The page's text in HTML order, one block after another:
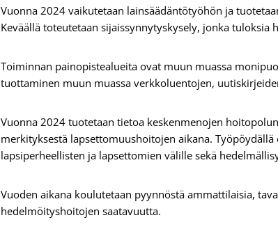
Vuonna 2024 vaikutetaan lainsäädäntötyöhön ja
Keväällä toteutetaan sijaissynnytyskysely, jonka tuloksia
Toiminnan painopistealueita ovat muun muassa
tuottaminen muun muassa verkkoluentojen,
Vuonna 2024 tuotetaan tietoa keskenmenojen
merkityksestä lapsettomuushoitojen aikana.
lapsiperheellisten ja lapsettomien välille sekä
Vuoden aikana koulutetaan pyynnöstä ammattilaisia,
hedelmöityshoitojen saatavuutta.